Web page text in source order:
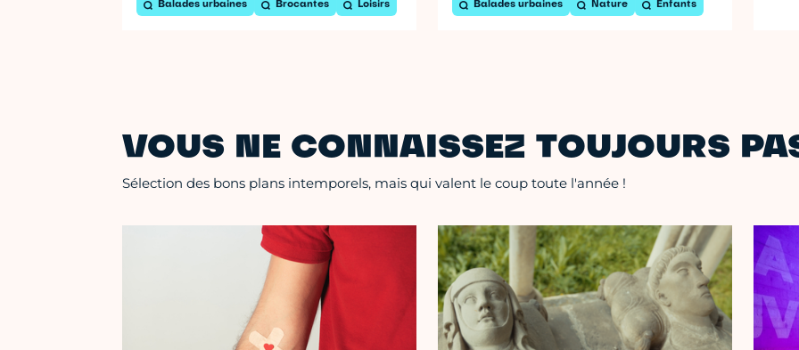
Balades urbaines Brocantes Loisirs Balades urbaines Nature Enfants
VOUS NE CONNAISSEZ TOUJOURS
Sélection des bons plans intemporels, mais qui valent le coup toute l'année !